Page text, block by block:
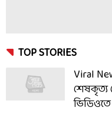
TOP STORIES
Viral
শেষকৃত্য